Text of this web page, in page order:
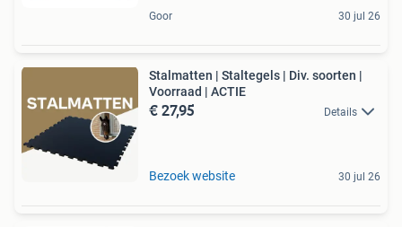
Goor 30 jul 26
Stalmatten | Staltegels | Div. soorten |
Voorraad | ACTIE
€ 27,95 Details
Bezoek website 30 jul 26